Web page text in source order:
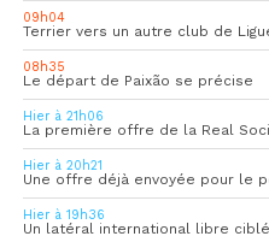
09h04
Terrier vers un autre club de
08h35
Le départ de Paixão se précise
Hier à 21h06
Hier à 20h21
Une offre déjà envoyée pour le
Hier à 19h36
Un latéral international libre ciblé